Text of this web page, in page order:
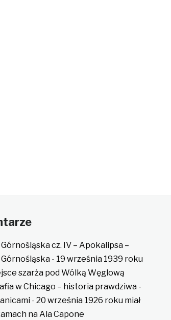
cz. IV – Apokalipsa –
- 19 września 1939 roku
szarża pod Wólką Węglową
w Chicago – historia prawdziwa -
-20 września 1926 roku miał
na Ala Capone